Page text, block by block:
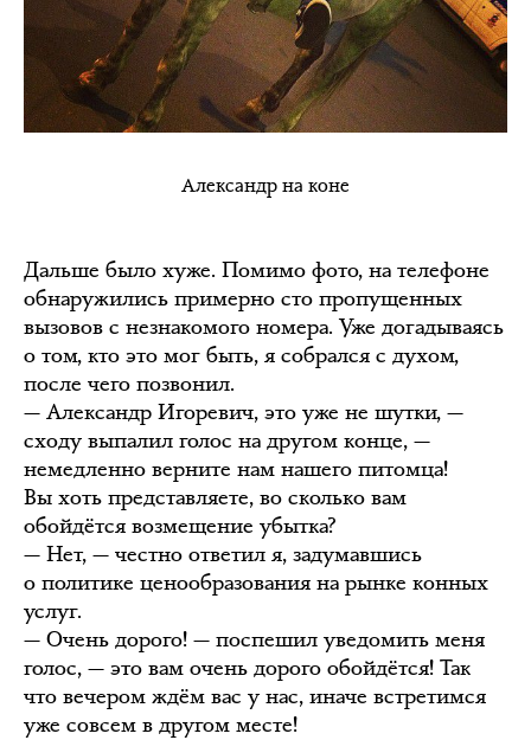
Александр на коне
Дальше было хуже. Помимо фото, на телефоне
обнаружились примерно сто пропущенных
вызовов с незнакомого номера. Уже догадываясь
о том, кто это мог быть, я собрался с духом,
после чего позвонил.
— Александр Игоревич, это уже не шутки, —
сходу выпалил голос на другом конце, —
немедленно верните нам нашего питомца!
Вы хоть представляете, во сколько вам
обойдётся возмещение убытка?
— Нет, — честно ответил я, задумавшись
о политике ценообразования на рынке конных
услуг.
— Очень дорого! — поспешил уведомить меня
голос, — это вам очень дорого обойдётся! Так
что вечером ждём вас у нас, иначе встретимся
уже совсем в другом месте!